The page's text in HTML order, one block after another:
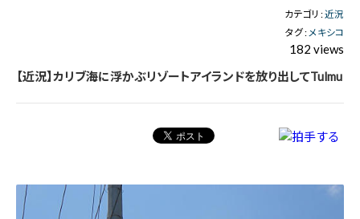
カテゴリ :近況
タグ :メキシコ
182 views
【近況】カリブ海に浮かぶリゾートアイランドを放り出してTulmu